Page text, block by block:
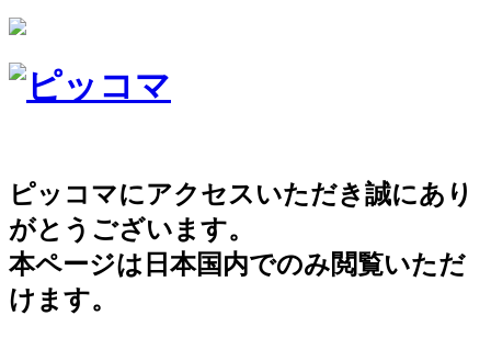
ピッコマにアクセスいただき誠にあり
がとうございます。
本ページは日本国内でのみ閲覧いただ
けます。